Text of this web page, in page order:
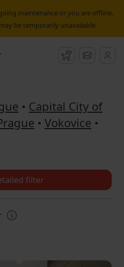
maintenance or you are offline.
be temporarily unavailable.
Watchdog
on the map
• Capital City of
• Vokovice •
filter